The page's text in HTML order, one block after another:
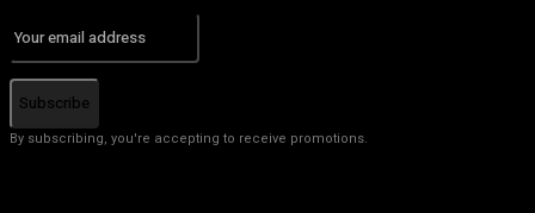
Subscribe
By subscribing, you're accepting to receive promotions.